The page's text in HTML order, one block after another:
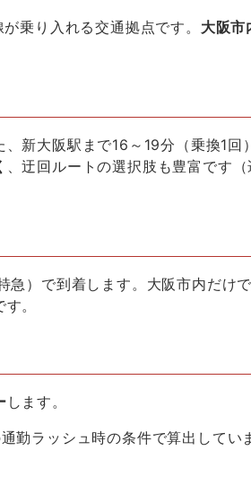
が乗り入れる交通拠点です。 大阪市
、新大阪駅まで16 ～ 19分（乗換1回
、迂回ルートの選択肢も豊富です
急）で到着します。大阪市内だけ
。
します。
勤ラッシュ時の条件で算出してい